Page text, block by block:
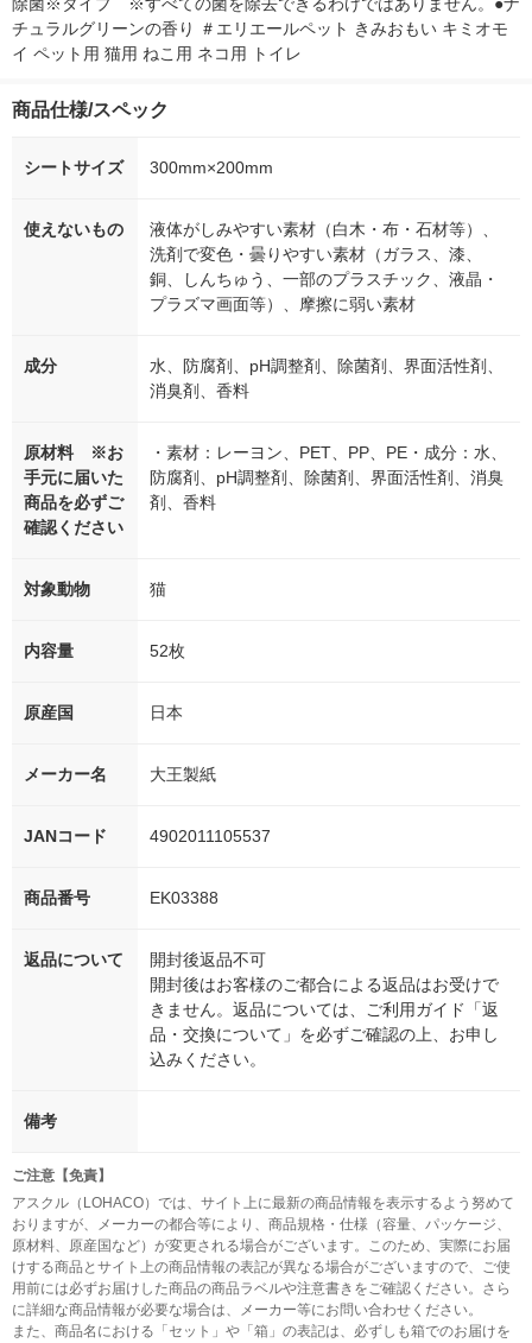
除菌※タイプ　※すべての菌を除去できるわけではありません。●ナ
チュラルグリーンの香り ＃エリエールペット きみおもい キミオモ
イ ペット用 猫用 ねこ用 ネコ用 トイレ
商品仕様/スペック
シートサイズ 300mm×200mm
使えないもの
液体がしみやすい素材（白木・布・石材等）、
洗剤で変色・曇りやすい素材（ガラス、漆、
銅、しんちゅう、一部のプラスチック、液晶・
プラズマ画面等）、摩擦に弱い素材
成分
水、防腐剤、pH調整剤、除菌剤、界面活性剤、
消臭剤、香料
原材料 ※お
手元に届いた
商品を必ずご
確認ください
・素材：レーヨン、PET、PP、PE・成分：水、
防腐剤、pH調整剤、除菌剤、界面活性剤、消臭
剤、香料
対象動物 猫
内容量 52枚
原産国 日本
メーカー名 大王製紙
JANコード 4902011105537
商品番号 EK03388
返品について
開封後返品不可
開封後はお客様のご都合による返品はお受けで
きません。返品については、ご利用ガイド「返
品・交換について」を必ずご確認の上、お申し
込みください。
備考
ご注意【免責】
アスクル（LOHACO）では、サイト上に最新の商品情報を表示するよう努めて
おりますが、メーカーの都合等により、商品規格・仕様（容量、パッケージ、
原材料、原産国など）が変更される場合がございます。このため、実際にお届
けする商品とサイト上の商品情報の表記が異なる場合がございますので、ご使
用前には必ずお届けした商品の商品ラベルや注意書きをご確認ください。さら
に詳細な商品情報が必要な場合は、メーカー等にお問い合わせください。
また、商品名における「セット」や「箱」の表記は、必ずしも箱でのお届けを